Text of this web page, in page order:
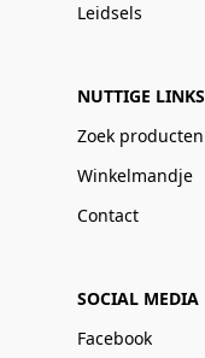
Leidsels
NUTTIGE LINKS
Zoek producten
Winkelmandje
Contact
SOCIAL MEDIA
Facebook